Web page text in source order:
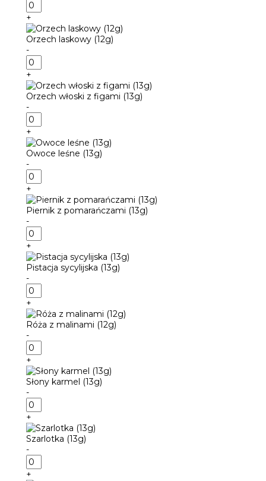
ilość
Mango
z
marakują
(13g)
+
Orzech laskowy (12g)
-
ilość
Orzech
laskowy
(12g)
+
Orzech włoski z figami (13g)
-
ilość
Orzech
włoski
z
figami
(13g)
+
Owoce leśne (13g)
-
ilość
Owoce
leśne
(13g)
+
Piernik z pomarańczami (13g)
-
ilość
Piernik
z
pomarańczami
(13g)
+
Pistacja sycylijska (13g)
-
ilość
Pistacja
sycylijska
(13g)
+
Róża z malinami (12g)
-
ilość
Róża
z
malinami
(12g)
+
Słony karmel (13g)
-
ilość
Słony
karmel
(13g)
+
Szarlotka (13g)
-
ilość
Szarlotka
+